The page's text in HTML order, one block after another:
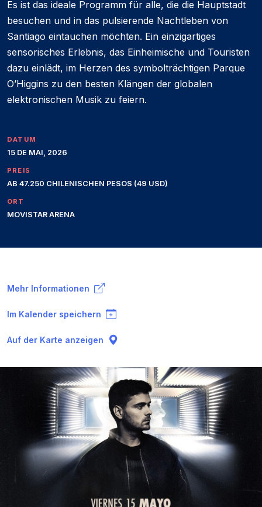
Es ist das ideale Programm für alle, die die Hauptstadt
besuchen und in das pulsierende Nachtleben von
Santiago eintauchen möchten. Ein einzigartiges
sensorisches Erlebnis, das Einheimische und Touristen
dazu einlädt, im Herzen des symbolträchtigen Parque
O’Higgins zu den besten Klängen der globalen
elektronischen Musik zu feiern.
DATUM
15 DE MAI, 2026
PREIS
AB 47.250 CHILENISCHEN PESOS (49 USD)
ORT
MOVISTAR ARENA
Mehr Informationen
Im Kalender speichern
Auf der Karte anzeigen